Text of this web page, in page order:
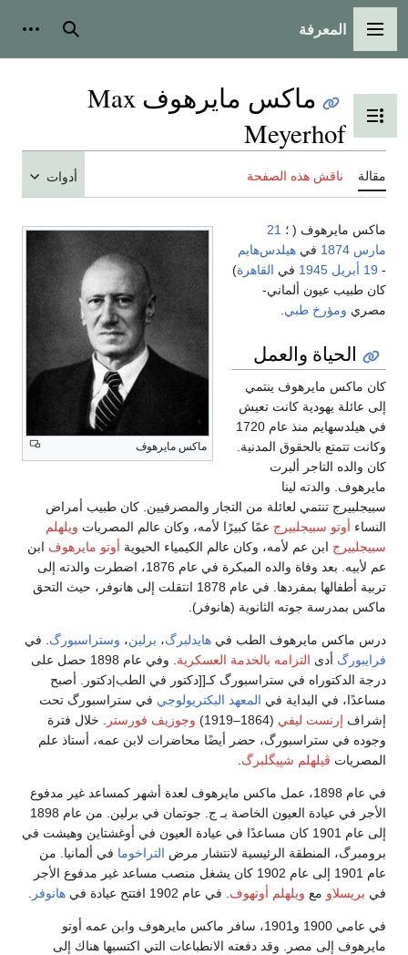
القائمة الرئيسية
المعرفة بحث
تبديل عرض جدول المحتويات
ماكس مايرهوف Max
Meyerhof
مقالة ناقش هذه الصفحة أدوات
ماكس مايرهوف
ماكس مايرهوف ( ؛ 21
مارس 1874 في هيلدس‌هايم
- 19 أبريل 1945 في القاهرة)
كان طبيب عيون ألماني-
مصري ومؤرخ طبي
الحياة والعمل
كان ماكس مايرهوف ينتمي
إلى عائلة يهودية كانت تعيش
في هيلدسهايم منذ عام 1720
وكانت تتمتع بالحقوق المدنية.
كان والده التاجر ألبرت
مايرهوف. والدته لينا
سبيجلبيرج تنتمي لعائلة من التجار والمصرفيين. كان طبيب أمراض
النساء أوتو سبيجلبيرج عمًا كبيرًا لأمه، وكان عالم المصريات ويلهلم
سبيجلبيرج ابن عم لأمه، وكان عالم الكيمياء الحيوية أوتو مايرهوف ابن
عم لأبيه. بعد وفاة والده المبكرة في عام 1876، اضطرت والدته إلى
تربية أطفالها بمفردها. في عام 1878 انتقلت إلى هانوفر، حيث التحق
ماكس بمدرسة جوته الثانوية (هانوفر).
درس ماكس مايرهوف الطب في هايدلبرگ، برلين، وستراسبورگ. في
فرايبورگ أدى التزامه بالخدمة العسكرية
. وفي عام 1898 حصل على
درجة الدكتوراه في ستراسبورگ كـ[[دكتور في الطب|دكتور. أصبح
مساعدًا، في البداية في المعهد البكتريولوجي في ستراسبورگ تحت
إشراف إرنست ليفي (1864–1919) وجوزيف فورستر . خلال فترة
وجوده في ستراسبورگ، حضر أيضًا محاضرات لابن عمه، أستاذ علم
المصريات ڤيلهلم شپيگلبرگ.
في عام 1898، عمل ماكس مايرهوف لعدة أشهر كمساعد غير مدفوع
الأجر في عيادة العيون الخاصة بـ ج. جوتمان في برلين. من عام 1898
إلى عام 1901 كان مساعدًا في عيادة العيون في أوغشتاين وهيشت في
برومبرگ، المنطقة الرئيسية لانتشار مرض التراخوما في ألمانيا. من
عام 1901 إلى عام 1902 كان يشغل منصب مساعد غير مدفوع الأجر
في بريسلاو مع ويلهلم أوتهوف. في عام 1902 افتتح عيادة في هانوفر .
في عامي 1900 و1901، سافر ماكس مايرهوف وابن عمه أوتو
مايرهوف إلى مصر. وقد دفعته الانطباعات التي اكتسبها هناك إلى